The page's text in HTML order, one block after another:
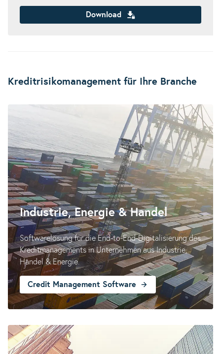
Download
Kreditrisikomanagement für Ihre Branche
Industrie, Energie & Handel
Softwarelösung für die End-to-End-Digitalisierung des
Kreditmanagements in Unternehmen aus Industrie,
Handel & Energie.
Credit Management Software